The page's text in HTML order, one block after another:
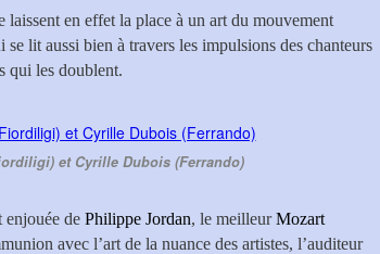
en effet la place à un art du mouvement
lit aussi bien à travers les impulsions des chanteurs
qui les doublent.
et Cyrille Dubois (Ferrando)
enjouée de Philippe Jordan, le meilleurMozart
avec l’art de la nuance des artistes, l’auditeur